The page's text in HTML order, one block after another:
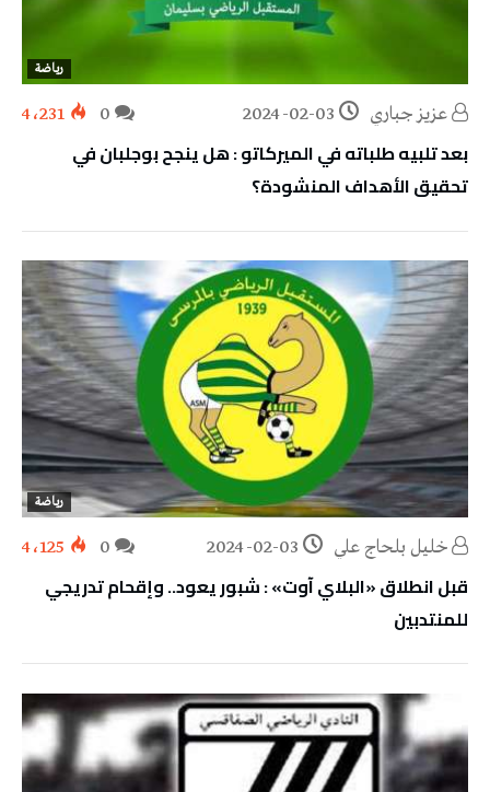
رياضة
عزيز جباري 2024-02-03 4٬231
بعد تلبيه طلباته في الميركاتو : هل ينجح بوجلبان في
تحقيق الأهداف المنشودة؟
رياضة
خليل‭ ‬بلحاج‭ ‬علي 2024-02-03 4٬125
قبل انطلاق «البلاي آوت» : شبور يعود.. وإقحام تدريجي
للمنتدبين